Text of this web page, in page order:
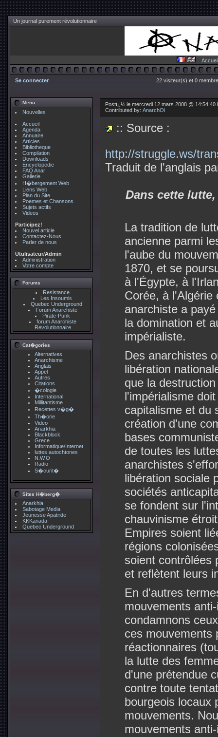
Un journal purement révolutionnaire
Accueil
Se connecter 22 visiteur(s) et 0
Menu
Nouvelles
Accueil
Agenda
Annuaire
Articles
Bibliotheque
Compilation
Downloads
Encyclopedie
FAQ Anar
Gallerie
H�bergement Web
Liens Web
Plan du Site
Poemes et Chansons
Sujets actifs
Videos
Participez!
Nouvel article
Contactez-Nous
Parler de nous
Utulisateur/Admin
Administration
Votre compte
Forums
Resistance
Les Insoumis
Quebec Underground
Forum Anarchiste
Pirate-Punk
forum Anarchiste
Revolutionnaire
Cat�gories
Alternatives
Anarchisme
Anglais
Appel
Autres
Citations
�cologie
International
Millitantisme
Recettes v�g�
Th�orie
Video
Anarkhia
Blackblock
Grece
Informatique\Internet
luttes autochtones
N.W.O
Radio
S�curit�
Sites H�berg�
Anarkhia
Sabotage Media
Jeunesse Apatride
KKKanada
Quebec Underground
Postï¿½ le mercredi 12 mars 2008 @ 14:54:40
Contributed by: AnarchOi
:: Source :
http://struggle.ws/
Traduit de l'anglais
Dans cette
La tradition de
ancienne parmi
l'aube du
1870, et se
à l'Égypte, à
Corée, à l'Algérie
anarchiste a
la domination et
impérialiste.
Des anarchistes
libération
que la
l'impérialisme
capitalisme et du
création d'une
bases
de toutes les
anarchistes
libération sociale
sociétés
se fondent sur
chauvinisme
Empires soient
régions
soient contrôlées
et reflètent leurs
En d'autres
mouvements
condamnons
ces mouvements
réactionnaires
la lutte des
d'une prétendue
contre toute
bourgeois locaux
mouvements.
mouvements